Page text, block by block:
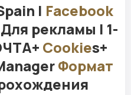
| Facebook
рекламы | 1-
Cookies+
Формат